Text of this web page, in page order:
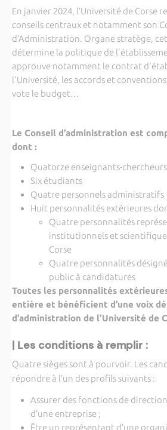
En janvier 2024, l’Université de Corse
conseils centraux et notamment son
d’Administration. Organe stratège,
détermine la politique de
approuve notamment le contrat
l'Université, les accords et
vote le budget…
Le Conseil d’administration est
dont :
Quatorze enseignants-chercheurs
Six étudiants
Quatre personnels administratifs
Huit personnalités extérieures
Quatre personnalités
institutionnels et
Corse
Quatre personnalités
public à candidatures
Toutes les personnalités
entière et bénéficient d’une voix
d’administration de l’Université de
| Les conditions à remplir :
Quatre sièges sont à pourvoir. Les
répondre à l’un des profils suivants :
Assurer des fonctions de
d’une entreprise ;
Être un représentant d’une